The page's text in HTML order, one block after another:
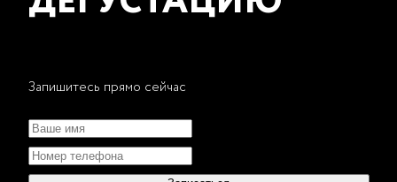
Запишитесь прямо сейчас